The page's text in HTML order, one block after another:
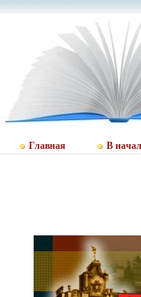
Главная В